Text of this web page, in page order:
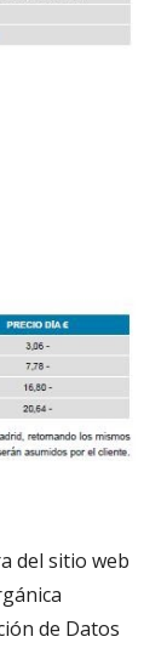
del sitio web
de Datos